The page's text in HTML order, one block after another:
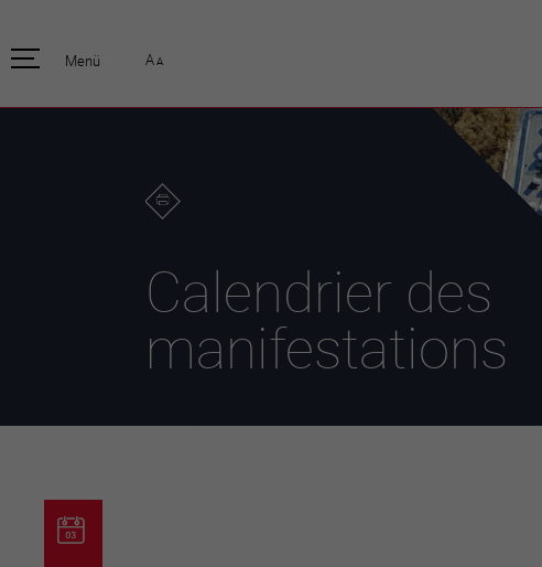
Enfants et écoliers
Formation
environnement
Informations parcelles
Guichet virtuel
Annuaire communal
Emplois
Organisation
communale
Programme de
législature 2025-2028
Stratégies
Jumelage
Menü A A
Calendrier des
manifestations